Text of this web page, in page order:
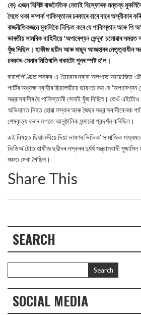
কে) এজন বিশিষ্ট ৰাজনৈতিক নেতাই বিস্ফোৰক মন্তব্য
সৈতে থকা সম্পর্ক পাকিস্তানৰ চৰকাৰে বাৰে বাৰে অস্বীকাৰ
ৰাজনীতিকজনে মুকলিকৈ নিশ্চিত কৰে যে পাকিস্তান আৰু পি অ'
ভাৰতীয় সামৰিক বাহিনীয়ে 'অপাৰেশ্যন সেন্দূৰ' চলোৱাৰ সময়ত
যুঁজ দিছিল। হাফীজ ছয়ীদ আৰু মাছুদ আজহাৰৰ নেতৃত্বাধীন
চৰকাৰ-সেনাৰ মিতিৰালি থকাটো পুনৰ স্পষ্ট হ'ল।
ৰাৱালপিণ্ডিত লস্কৰ-এ-তৈয়বাৰ দ্বাৰা অলপতে আয়োজিত এটা
পাৰ্টিৰ অধ্যক্ষ শ্বাহীৰ ছিয়ালভীয়ে ভাষণত কয় যে
সন্ত্রাসবাদীৰ হৈ পাকিস্তানী সেনাই যুঁজ দিছিল। তেওঁ
অভিযানত নিহত হোৱা লস্কৰ আৰু জৈছৰ সন্ত্রাসবাদীবোৰক
শেষকৃত্য কৰাৰ লগতে আনুষ্ঠানিক সন্মানো প্রদর্শন কৰিছিল।
এই বিষয়ত ছিয়ালভীয়ে দিয়া ভাষণৰ ভিডিঅ' সামাজিক
ভিডিঅ'টোত হাফীজ ছয়ীদৰ লস্কৰৰ দুৰ্ধৰ্ষ সন্ত্রাসবাদী
মঞ্চত দেখা গৈছিল।
Share This
SEARCH
SOCIAL MEDIA